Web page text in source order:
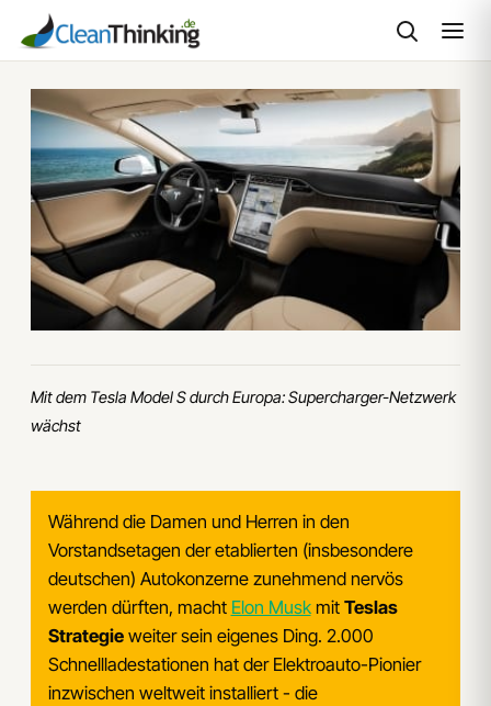
Inhalt
springen
Mit dem Tesla Model S durch Europa: Supercharger-Netzwerk
wächst
Während die Damen und Herren in den
Vorstandsetagen der etablierten (insbesondere
deutschen) Autokonzerne zunehmend nervös
werden dürften, macht Elon Muskmit Teslas
Strategieweiter sein eigenes Ding. 2.000
Schnellladestationen hat der Elektroauto-Pionier
inzwischen weltweit installiert - die